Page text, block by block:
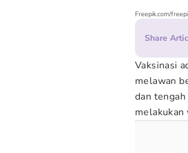
Freepik.com/
Share
Vaksinasi
melawan
dan
melakukan